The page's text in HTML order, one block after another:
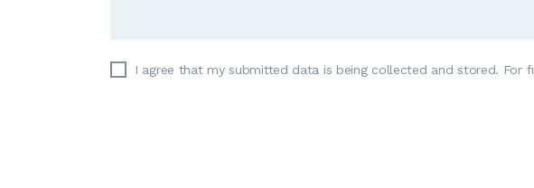
I agree that my submitted data is being collected and stored. For